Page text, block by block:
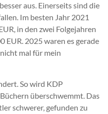
aus. Einerseits sind die
Im besten Jahr 2021
in den zwei Folgejahren
EUR. 2025 waren es gerade
mal für mein
So wird KDP
überschwemmt. Das
schwerer, gefunden zu